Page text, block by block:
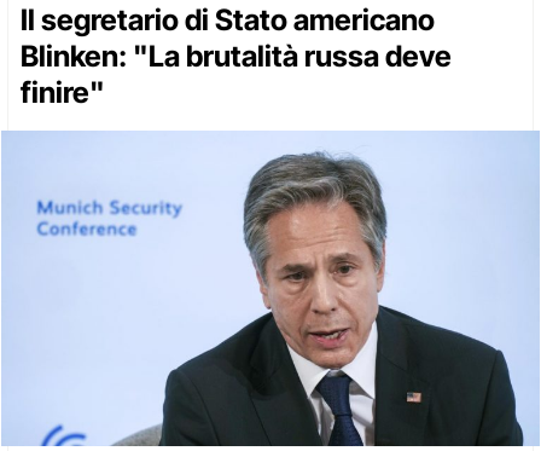
Il segretario di Stato americano
Blinken: "La brutalità russa deve
finire"